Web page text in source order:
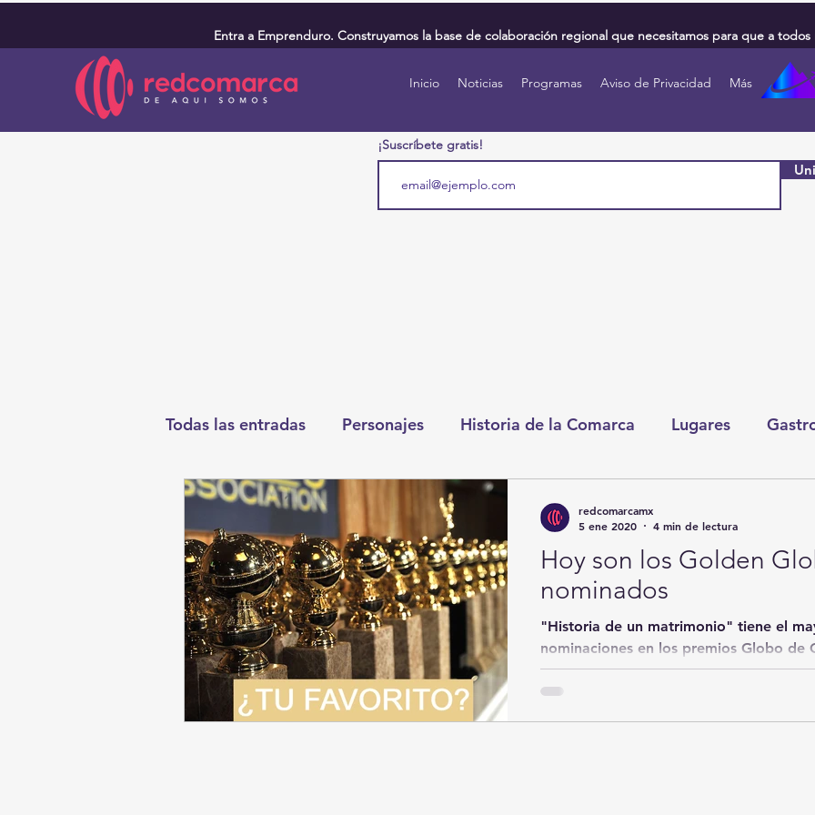
Entra a Emprenduro. Construyamos la base de colaboración regional que necesitamos para que a
Inicio Noticias Programas Aviso de Privacidad Más
¡Suscríbete gratis!
Todas las entradas Personajes Historia de la Comarca Lugares
Deportes Salud Entretenimiento
Round Cero Columnistas CDMX Nacionales Internacionales
Chismes Qué Curioso Gómez Palacio Comics Derechairos
Durango Titulares en Inicio Coahuila
Hoy son los Golden
nominados
"Historia de un matrimonio" tiene el
nominaciones en los premios Globo de Oro, que serán
en Los Ángeles esta...
redcomarcamx
5 ene 2020
4 min de lectura